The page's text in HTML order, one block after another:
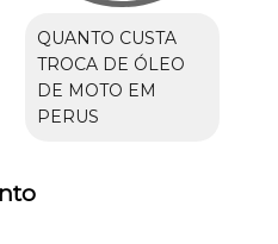
QUANTO CUSTA
TROCA DE ÓLEO
DE MOTO EM
PERUS